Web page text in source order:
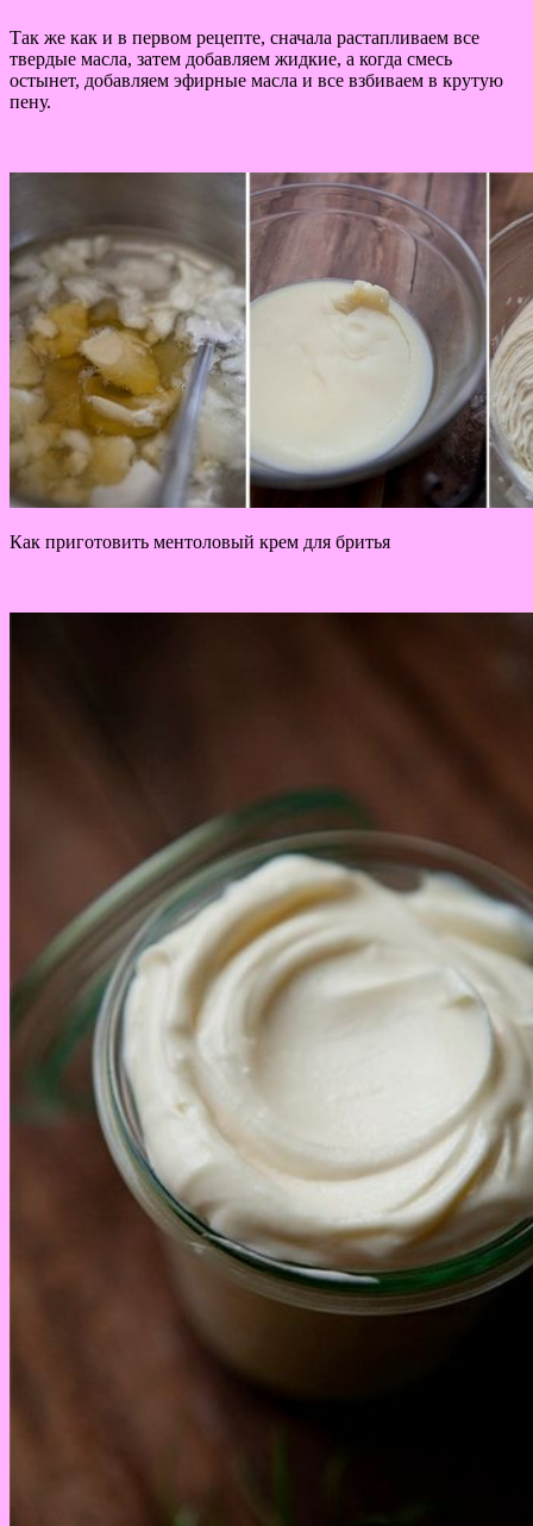
Так же как и в первом рецепте, сначала растапливаем все
твердые масла, затем добавляем жидкие, а когда смесь
остынет, добавляем эфирные масла и все взбиваем в крутую
пену.
Как приготовить ментоловый крем для бритья